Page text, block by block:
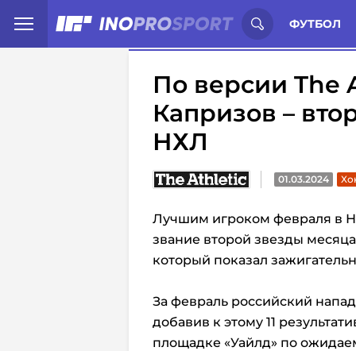
ФУТБОЛ
Иностранцы о спорте России:
По версии The
Капризов –
НХЛ
01.03.2024
Лучшим игроком февраля в
звание второй звезды
который показал
За февраль российский
добавив к этому 11
площадке «Уайлд» по